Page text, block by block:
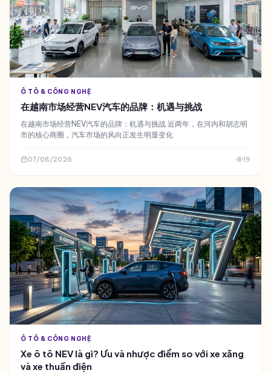
Ô TÔ & CÔNG NGHỆ
在越南市场经营NEV汽车的品牌：机遇与挑战
在越南市场经营NEV汽车的品牌：机遇与挑战 近两年，在河内和胡志明
市的核心商圈，汽车市场的风向正发生明显变化
07/08/2026 19
Ô TÔ & CÔNG NGHỆ
Xe ô tô NEV là gì? Ưu và nhược điểm so với xe xăng
và xe thuần điện